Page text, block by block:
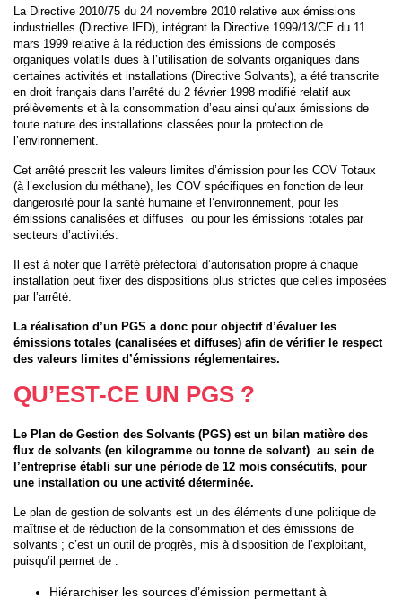
La Directive 2010/75 du 24 novembre 2010 relative aux émissions
industrielles (Directive IED), intégrant la Directive 1999/13/CE du 11
mars 1999 relative à la réduction des émissions de composés
organiques volatils dues à l’utilisation de solvants organiques dans
certaines activités et installations (Directive Solvants), a été transcrite
en droit français dans l’arrêté du 2 février 1998 modifié relatif aux
prélèvements et à la consommation d’eau ainsi qu’aux émissions de
toute nature des installations classées pour la protection de
l’environnement.
Cet arrêté prescrit les valeurs limites d’émission pour les COV Totaux
(à l’exclusion du méthane), les COV spécifiques en fonction de leur
dangerosité pour la santé humaine et l’environnement, pour les
émissions canalisées et diffuses ou pour les émissions totales par
secteurs d’activités.
Il est à noter que l’arrêté préfectoral d’autorisation propre à chaque
installation peut fixer des dispositions plus strictes que celles imposées
par l’arrêté.
La réalisation d’un PGS a donc pour objectif d’évaluer les
émissions totales (canalisées et diffuses) afin de vérifier le respect
des valeurs limites d’émissions réglementaires.
QU’EST-CE UN PGS ?
Le Plan de Gestion des Solvants (PGS) est un bilan matière des
flux de solvants (en kilogramme ou tonne de solvant) au sein de
l’entreprise établi sur une période de 12 mois consécutifs, pour
une installation ou une activité déterminée.
Le plan de gestion de solvants est un des éléments d’une politique de
maîtrise et de réduction de la consommation et des émissions de
solvants ; c’est un outil de progrès, mis à disposition de l’exploitant,
puisqu’il permet de :
Hiérarchiser les sources d’émission permettant à